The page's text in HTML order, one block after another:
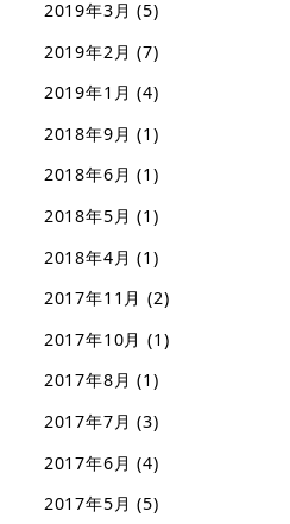
2019年3月 (5)
2019年2月 (7)
2019年1月 (4)
2018年9月 (1)
2018年6月 (1)
2018年5月 (1)
2018年4月 (1)
2017年11月 (2)
2017年10月 (1)
2017年8月 (1)
2017年7月 (3)
2017年6月 (4)
2017年5月 (5)